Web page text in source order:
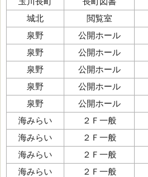
城北
閲覧室
泉野
公開ホール
泉野
公開ホール
泉野
公開ホール
泉野
公開ホール
泉野
公開ホール
海みらい
２Ｆ一般
海みらい
２Ｆ一般
海みらい
２Ｆ一般
海みらい
２Ｆ一般